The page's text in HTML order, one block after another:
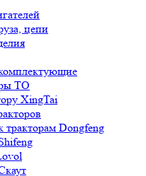
цепи
ТО
XingTai
тракторам Dongfeng